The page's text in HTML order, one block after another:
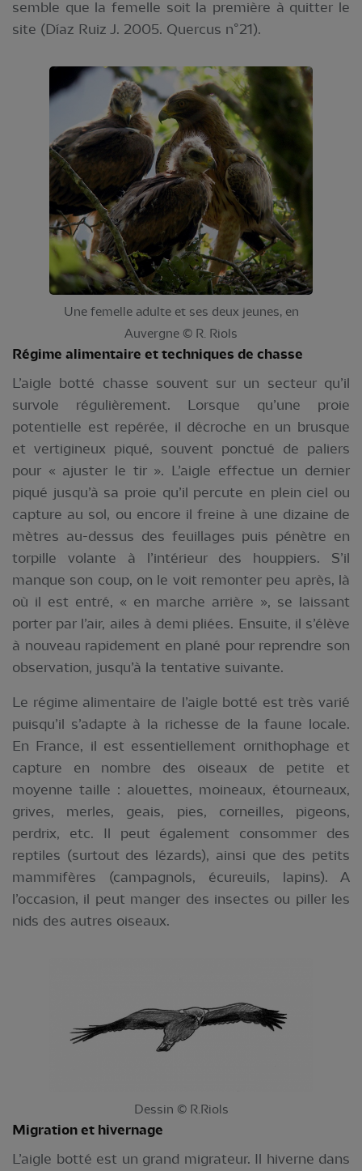
semble que la femelle soit la première à quitter le
site (Díaz Ruiz J. 2005. Quercus n°21).
Une femelle adulte et ses deux jeunes, en
Auvergne © R. Riols
Régime alimentaire et techniques de chasse
L’aigle botté chasse souvent sur un secteur qu’il
survole régulièrement. Lorsque qu’une proie
potentielle est repérée, il décroche en un brusque
et vertigineux piqué, souvent ponctué de paliers
pour « ajuster le tir ». L’aigle effectue un dernier
piqué jusqu’à sa proie qu’il percute en plein ciel ou
capture au sol, ou encore il freine à une dizaine de
mètres au-dessus des feuillages puis pénètre en
torpille volante à l’intérieur des houppiers. S’il
manque son coup, on le voit remonter peu après, là
où il est entré, « en marche arrière », se laissant
porter par l’air, ailes à demi pliées. Ensuite, il s’élève
à nouveau rapidement en plané pour reprendre son
observation, jusqu’à la tentative suivante.
Le régime alimentaire de l’aigle botté est très varié
puisqu’il s’adapte à la richesse de la faune locale.
En France, il est essentiellement ornithophage et
capture en nombre des oiseaux de petite et
moyenne taille : alouettes, moineaux, étourneaux,
grives, merles, geais, pies, corneilles, pigeons,
perdrix, etc. Il peut également consommer des
reptiles (surtout des lézards), ainsi que des petits
mammifères (campagnols, écureuils, lapins). A
l’occasion, il peut manger des insectes ou piller les
nids des autres oiseaux.
Dessin © R.Riols
Migration et hivernage
L’aigle botté est un grand migrateur. Il hiverne dans